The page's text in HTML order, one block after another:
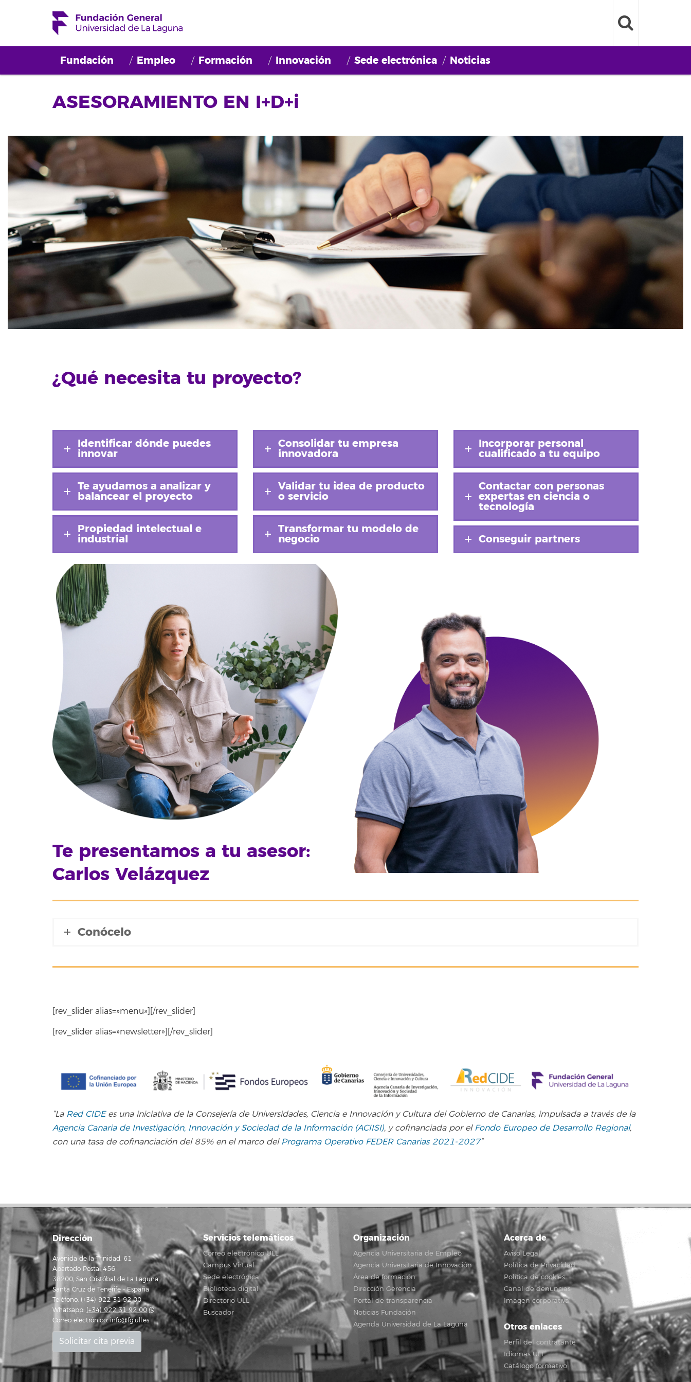
Fundación Empleo Formación Innovación Sede electrónica Noticias
ASESORAMIENTO EN I+D+i
¿Qué necesita tu proyecto?
Identificar dónde puedes
innovar
Te ayudamos a analizar y
balancear el proyecto
Propiedad intelectual e
industrial
Consolidar tu empresa
innovadora
Validar tu idea de producto
o servicio
Transformar tu modelo de
negocio
Incorporar personal
cualificado a tu equipo
Contactar con personas
expertas en ciencia o
tecnología
Conseguir partners
Te presentamos a tu asesor:
Carlos Velázquez
Conócelo
[rev_slider alias=»menu»][/rev_slider]
[rev_slider alias=»newsletter»][/rev_slider]
“La Red CIDEes una iniciativa de la Consejería de Universidades, Ciencia e Innovación y Cultura del Gobierno de Canarias, impulsada a través de la
Agencia Canaria de Investigación, Innovación y Sociedad de la Información (ACIISI), y cofinanciada por el Fondo Europeo de Desarrollo Regional,
con una tasa de cofinanciación del 85% en el marco del Programa Operativo FEDER Canarias 2021-2027”
Dirección
Avenida de la Trinidad, 61
Apartado Postal 456
38200, San Cristóbal de La Laguna
Santa Cruz de Tenerife - España
Teléfono: (+34) 922 31 92 00
Whatsapp: (+34) 922 31 92 00
Correo electrónico:info@fg.ull.es
Solicitar cita previa
Servicios telemáticos
Correo electrónico ULL
Campus Virtual
Sede electrónica
Biblioteca digital
Directorio ULL
Buscador
Organización
Agencia Universitaria de Empleo
Agencia Universitaria de Innovación
Área de formación
Dirección Gerencia
Portal de transparencia
Noticias Fundación
Agenda Universidad de La Laguna
Acerca de
Aviso Legal
Política de Privacidad
Política de cookies
Canal de denuncias
Imagen corporativa
Otros enlaces
Perfil del contratante
Idiomas ULL
Catálogo formativo